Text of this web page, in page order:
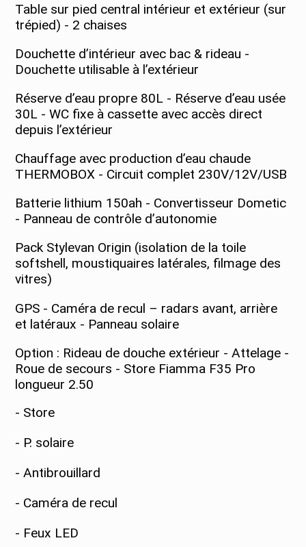
Table sur pied central intérieur et extérieur (sur
trépied) - 2 chaises
Douchette d’intérieur avec bac & rideau -
Douchette utilisable à l’extérieur
Réserve d’eau propre 80L - Réserve d’eau usée
30L - WC fixe à cassette avec accès direct
depuis l’extérieur
Chauffage avec production d’eau chaude
THERMOBOX - Circuit complet 230V/12V/USB
Batterie lithium 150ah - Convertisseur Dometic
- Panneau de contrôle d’autonomie
Pack Stylevan Origin (isolation de la toile
softshell, moustiquaires latérales, filmage des
vitres)
GPS - Caméra de recul – radars avant, arrière
et latéraux - Panneau solaire
Option : Rideau de douche extérieur - Attelage -
Roue de secours - Store Fiamma F35 Pro
longueur 2.50
- Store
- P. solaire
- Antibrouillard
- Caméra de recul
- Feux LED